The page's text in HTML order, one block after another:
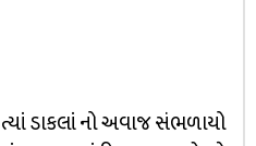
ત્યાં ડાકલાં નો અવાજ સંભળાયો